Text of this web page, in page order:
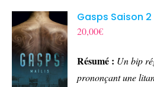
Gasps Saison 2
20,00€
Résumé : Un bip
prononçant une